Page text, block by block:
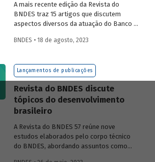
A mais recente edição da Revista do
BNDES traz 15 artigos que discutem
aspectos diversos da atuação do Banco e
nacional.
BNDES • 18 de agosto, 2023
Lançamentos de publicações
Revista do BNDES discute
tópicos do desenvolvimento
brasileiro
A Revista do BNDES 57 reúne nove
estudos elaborados pelo corpo técnico
do BNDES, abordando assuntos como